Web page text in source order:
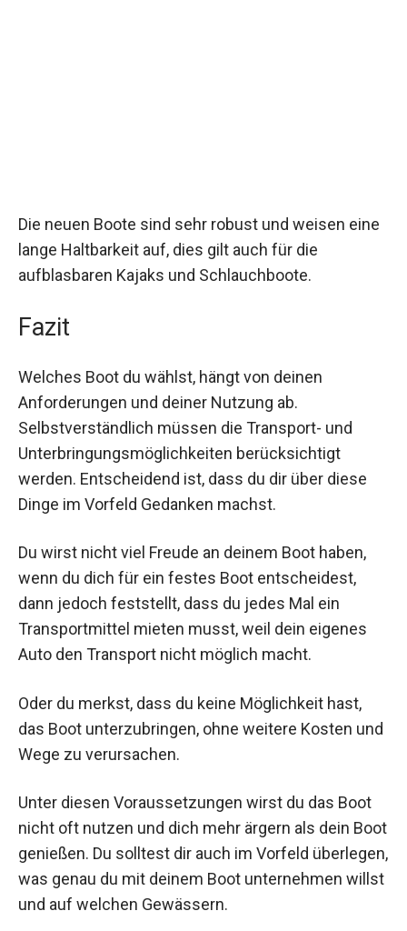
Die neuen Boote sind sehr robust und weisen eine
lange Haltbarkeit auf, dies gilt auch für die
aufblasbaren Kajaks und Schlauchboote.
Fazit
Welches Boot du wählst, hängt von deinen
Anforderungen und deiner Nutzung ab.
Selbstverständlich müssen die Transport- und
Unterbringungsmöglichkeiten berücksichtigt
werden. Entscheidend ist, dass du dir über diese
Dinge im Vorfeld Gedanken machst.
Du wirst nicht viel Freude an deinem Boot haben,
wenn du dich für ein festes Boot entscheidest,
dann jedoch feststellt, dass du jedes Mal ein
Transportmittel mieten musst, weil dein eigenes
Auto den Transport nicht möglich macht.
Oder du merkst, dass du keine Möglichkeit hast,
das Boot unterzubringen, ohne weitere Kosten und
Wege zu verursachen.
Unter diesen Voraussetzungen wirst du das Boot
nicht oft nutzen und dich mehr ärgern als dein Boot
genießen. Du solltest dir auch im Vorfeld überlegen,
was genau du mit deinem Boot unternehmen willst
und auf welchen Gewässern.